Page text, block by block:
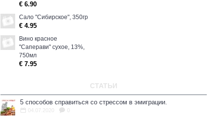
€ 6.90
Сало "Сибирское", 350гp
€ 4.95
Вино красное
"Саперави" сухое, 13%,
750мл
€ 7.95
СТАТЬИ
5 способов справиться со стрессом в эмиграции.
04.07.2020